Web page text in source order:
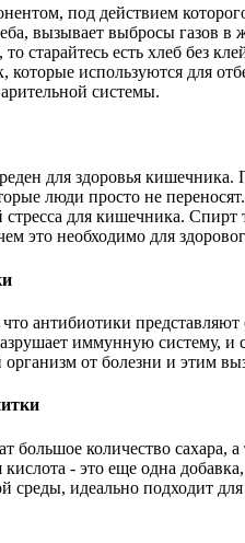
под действием
вызывает выбросы газов
старайтесь есть хлеб без
которые используются для
системы.
для здоровья
люди просто не
для кишечника.
это необходимо для
антибиотики
иммунную систему,
от болезни и этим
большое количество сахара,
- это еще одна
среды, идеально подходит